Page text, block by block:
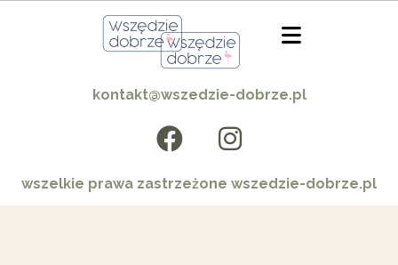
kontakt@wszedzie-dobrze.pl
wszelkie prawa zastrzeżone wszedzie-dobrze.pl